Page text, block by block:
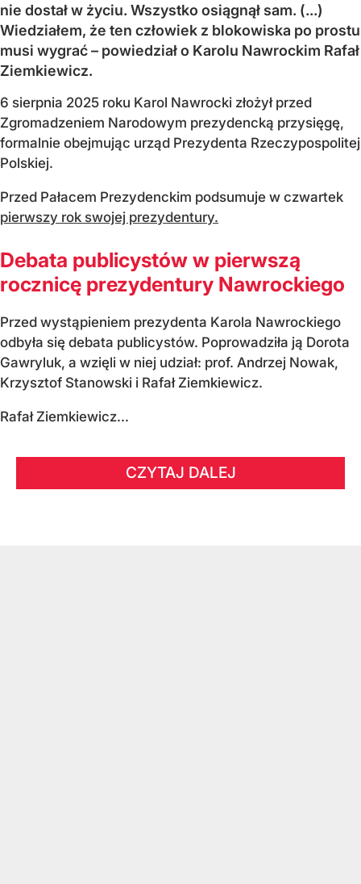
nie dostał w życiu. Wszystko osiągnął sam. (...)
Wiedziałem, że ten człowiek z blokowiska po prostu
musi wygrać – powiedział o Karolu Nawrockim Rafał
Ziemkiewicz.
6 sierpnia 2025 roku Karol Nawrocki złożył przed
Zgromadzeniem Narodowym prezydencką przysięgę,
formalnie obejmując urząd Prezydenta Rzeczypospolitej
Polskiej.
Przed Pałacem Prezydenckim podsumuje w czwartek
pierwszy rok swojej prezydentury.
Debata publicystów w pierwszą
rocznicę prezydentury Nawrockiego
Przed wystąpieniem prezydenta Karola Nawrockiego
odbyła się debata publicystów. Poprowadziła ją Dorota
Gawryluk, a wzięli w niej udział: prof. Andrzej Nowak,
Krzysztof Stanowski i Rafał Ziemkiewicz.
Rafał Ziemkiewicz...
CZYTAJ DALEJ